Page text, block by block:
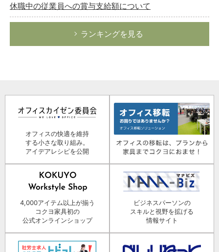
休職中の従業員への賞与支給額について
ランキングを見る
オフィスの快適を維持
する小さな取り組み。
アイデアレシピを公開
4,000アイテム以上が揃う
コクヨ家具初の
公式オンラインショップ
ビジネスパーソンの
スキルと視野を拡げる
情報サイト